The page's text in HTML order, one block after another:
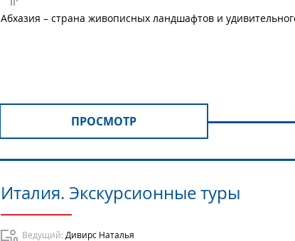
Абхазия – страна живописных ландшафтов и
ПРОСМОТР
Италия. Экскурсионные туры
Ведущий: Дивирс Наталья